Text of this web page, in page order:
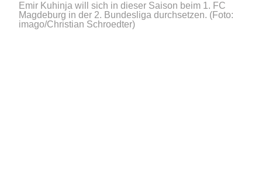
Emir Kuhinja will sich in dieser Saison beim 1. FC
Magdeburg in der 2. Bundesliga durchsetzen. (Foto:
imago/Christian Schroedter)